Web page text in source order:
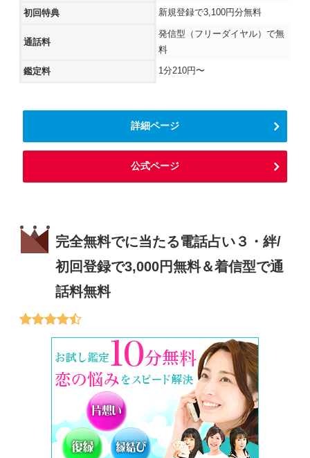
初回特典 新規登録で3,100円分無料
通話料
発信型（フリーダイヤル）で無
料
鑑定料 1分210円〜
詳細ページ
公式ページ
完全無料でに当たる電話占い３・絆/
初回登録で3,000円無料＆着信型で通
話料無料